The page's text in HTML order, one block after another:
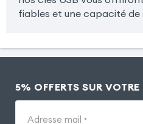
fiables et une capacité
5% OFFERTS SUR
Adresse mail *